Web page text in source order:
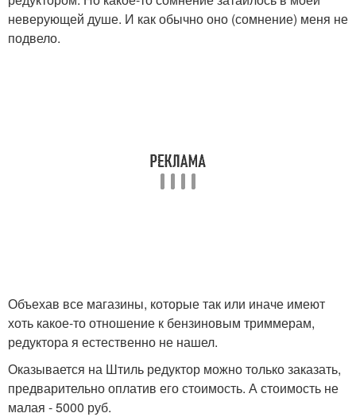
неверующей душе. И как обычно оно (сомнение) меня не
подвело.
Объехав все магазины, которые так или иначе имеют
хоть какое-то отношение к бензиновым триммерам,
редуктора я естественно не нашел.
Оказывается на Штиль редуктор можно только заказать,
предварительно оплатив его стоимость. А стоимость не
малая - 5000 руб.